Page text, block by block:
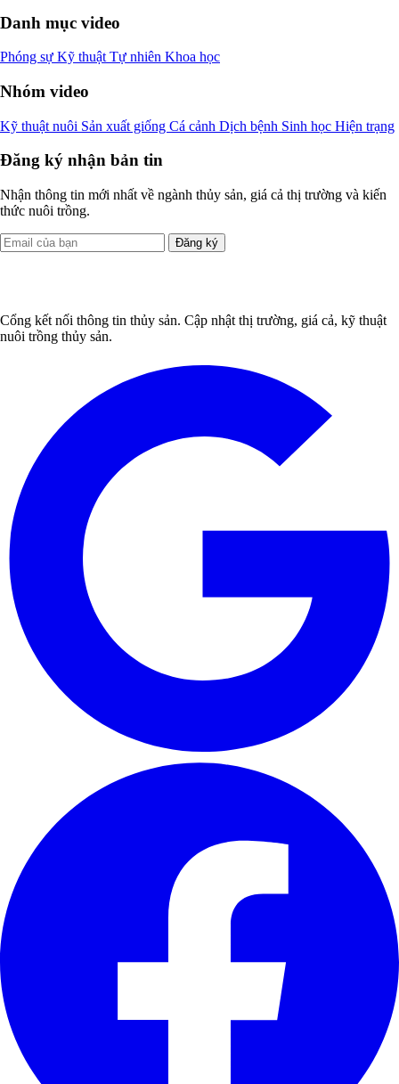
Danh mục video
Phóng sự Kỹ thuật Tự nhiên Khoa học
Nhóm video
Kỹ thuật nuôi Sản xuất giống Cá cảnh Dịch bệnh Sinh học Hiện trạng
Đăng ký nhận bản tin
Nhận thông tin mới nhất về ngành thủy sản, giá cả thị trường và kiến
thức nuôi trồng.
Đăng ký
Cổng kết nối thông tin thủy sản. Cập nhật thị trường, giá cả, kỹ thuật
nuôi trồng thủy sản.